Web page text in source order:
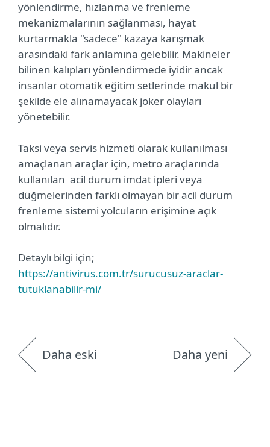
yönlendirme, hızlanma ve frenleme
mekanizmalarının sağlanması, hayat
kurtarmakla "sadece" kazaya karışmak
arasındaki fark anlamına gelebilir. Makineler
bilinen kalıpları yönlendirmede iyidir ancak
insanlar otomatik eğitim setlerinde makul bir
şekilde ele alınamayacak joker olayları
yönetebilir.
Taksi veya servis hizmeti olarak kullanılması
amaçlanan araçlar için, metro araçlarında
kullanılan acil durum imdat ipleri veya
düğmelerinden farklı olmayan bir acil durum
frenleme sistemi yolcuların erişimine açık
olmalıdır.
Detaylı bilgi için;
https://antivirus.com.tr/surucusuz-araclar-
tutuklanabilir-mi/
Daha eski Daha yeni